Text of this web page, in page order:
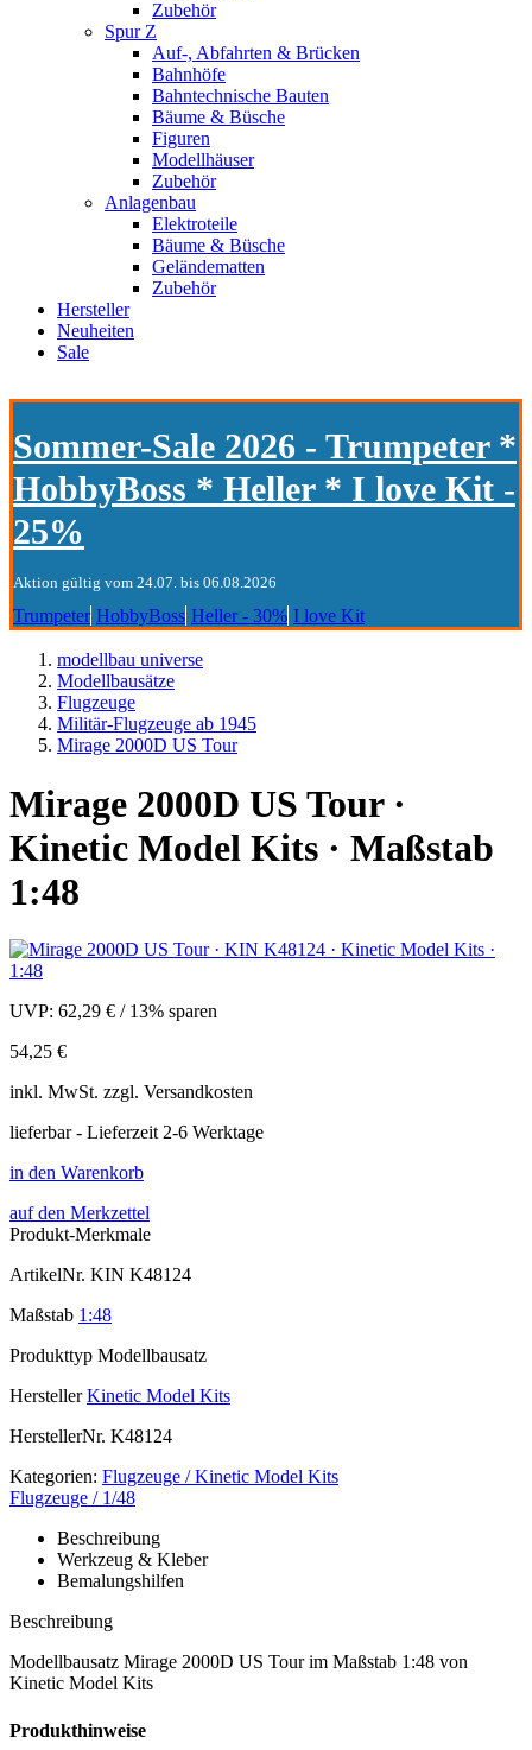
Zubehör
Spur Z
Auf-, Abfahrten & Brücken
Bahnhöfe
Bahntechnische Bauten
Bäume & Büsche
Figuren
Modellhäuser
Zubehör
Anlagenbau
Elektroteile
Bäume & Büsche
Geländematten
Zubehör
Hersteller
Neuheiten
Sale
Sommer-Sale 2026 - Trumpeter *
HobbyBoss * Heller * I love Kit -
25%
Aktion gültig vom 24.07. bis 06.08.2026
Trumpeter HobbyBoss Heller - 30% I love Kit
modellbau universe
Modellbausätze
Flugzeuge
Militär-Flugzeuge ab 1945
Mirage 2000D US Tour
Mirage 2000D US Tour ·
Kinetic Model Kits · Maßstab
1:48
UVP: 62,29 € / 13% sparen
54,25 €
inkl. MwSt. zzgl. Versandkosten
lieferbar - Lieferzeit 2-6 Werktage
in den Warenkorb
auf den Merkzettel
Produkt-Merkmale
ArtikelNr. KIN K48124
Maßstab 1:48
Produkttyp Modellbausatz
Hersteller Kinetic Model Kits
HerstellerNr. K48124
Kategorien: Flugzeuge / Kinetic Model Kits
Flugzeuge / 1/48
Beschreibung
Werkzeug & Kleber
Bemalungshilfen
Beschreibung
Modellbausatz Mirage 2000D US Tour im Maßstab 1:48 von
Kinetic Model Kits
Produkthinweise